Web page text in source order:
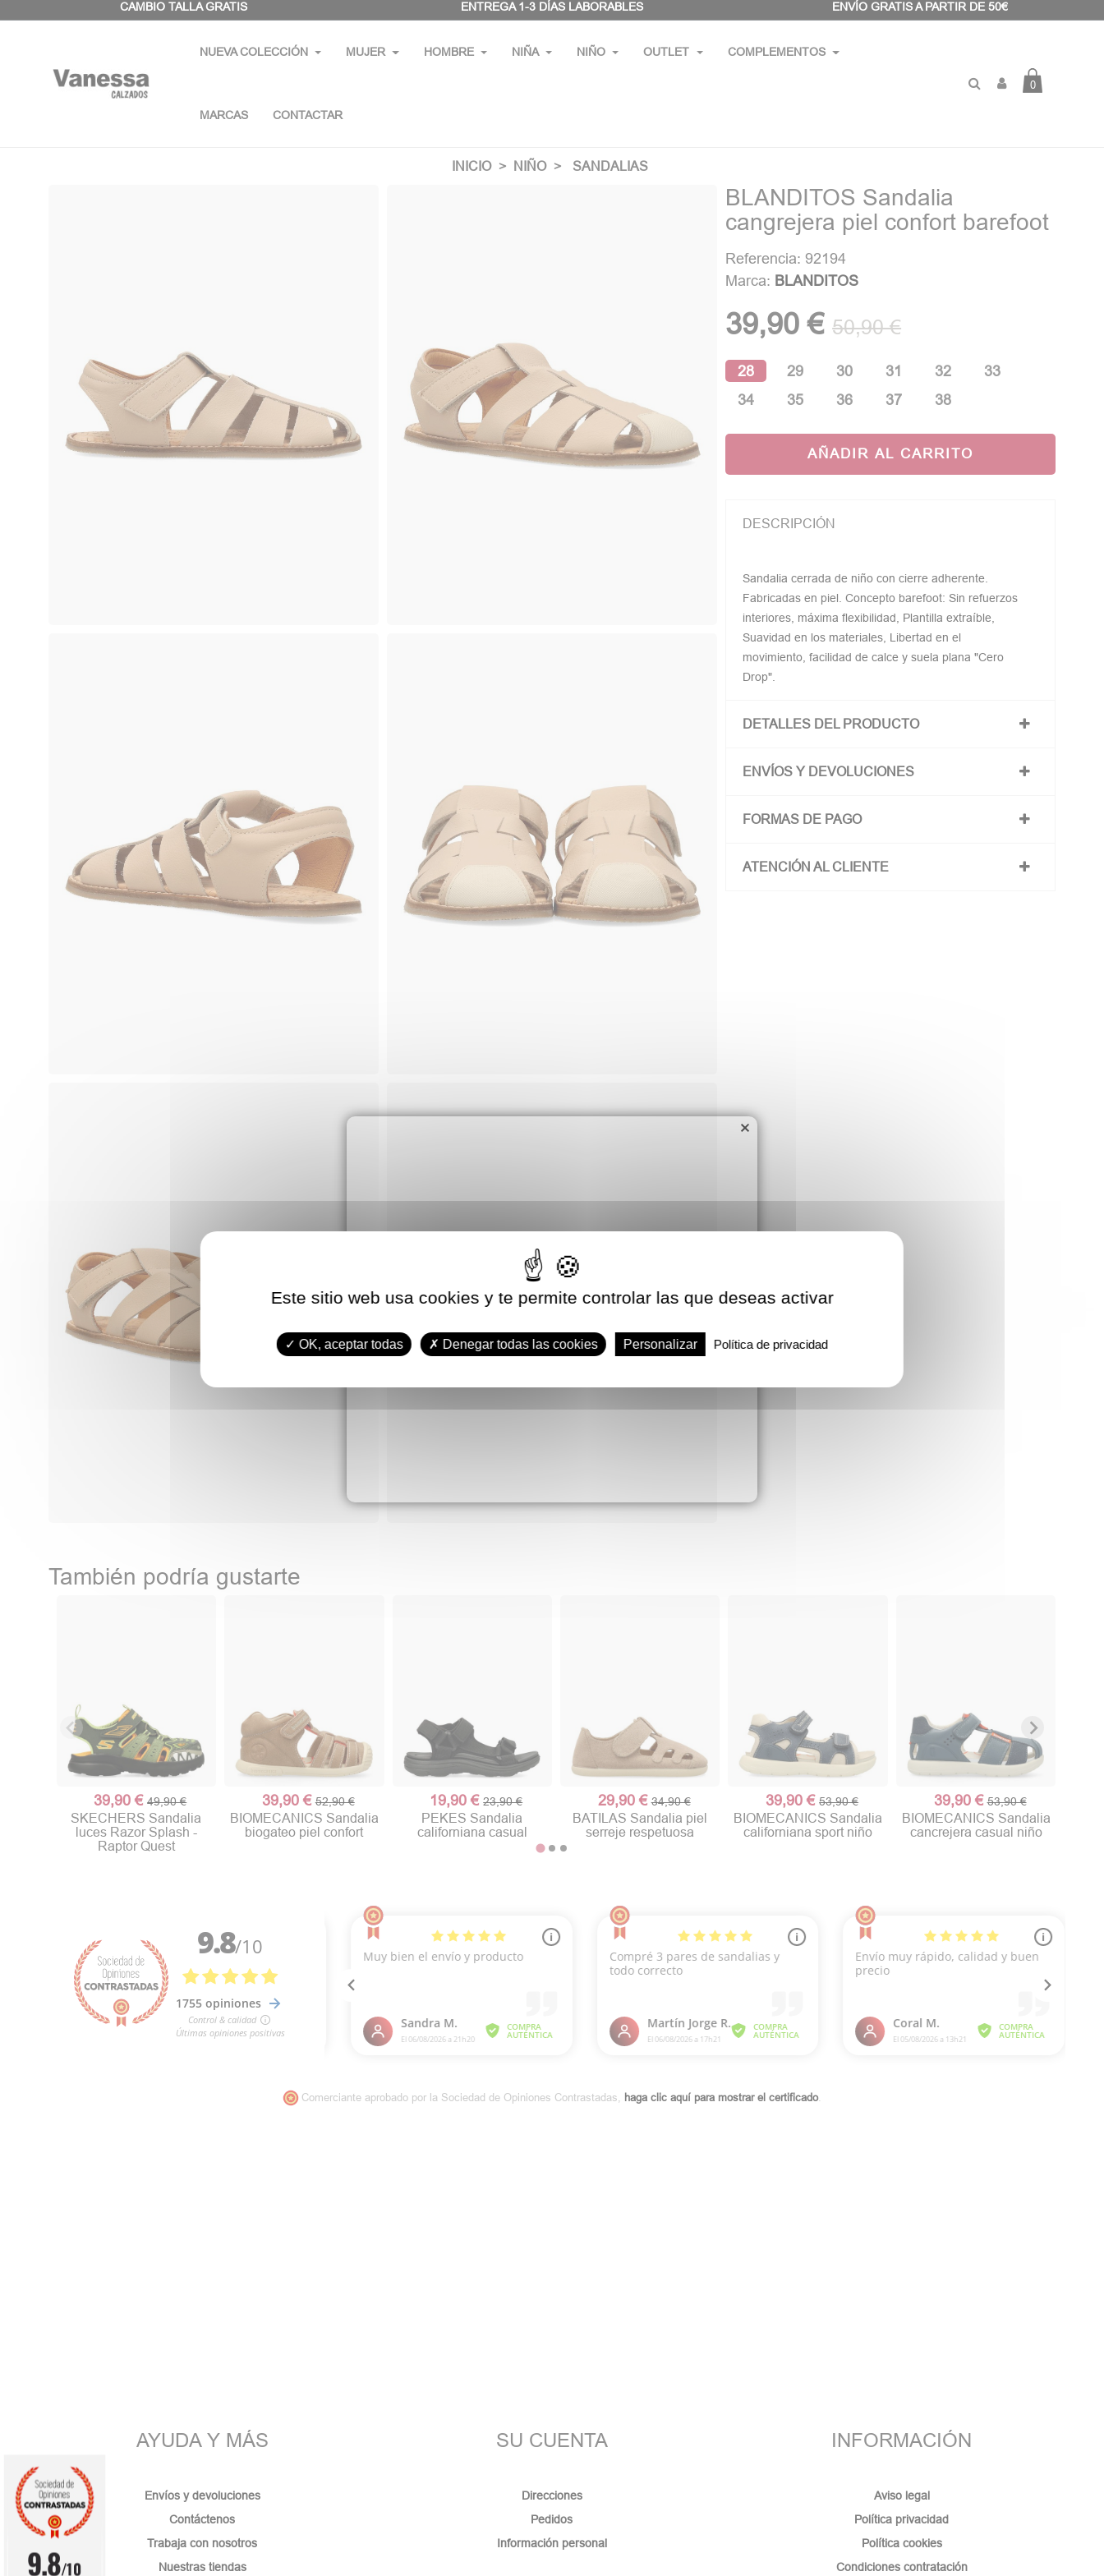
CAMBIO TALLA GRATIS ENTREGA 1-3 DÍAS LABORABLES ENVÍO GRATIS A PARTIR DE 50€
NUEVA COLECCIÓN MUJER HOMBRE NIÑA NIÑO OUTLET COMPLEMENTOS
MARCAS CONTACTAR
0
INICIO NIÑO SANDALIAS
BLANDITOS Sandalia
cangrejera piel confort barefoot
Referencia: 92194
Marca: BLANDITOS
39,90 € 50,90 €
28 29 30 31 32
33
34
35 36 37 38
AÑADIR AL CARRITO
DESCRIPCIÓN
Sandalia cerrada de niño con cierre adherente.
Fabricadas en piel. Concepto barefoot: Sin refuerzos
interiores, máxima flexibilidad, Plantilla extraíble,
Suavidad en los materiales, Libertad en el
movimiento, facilidad de calce y suela plana "Cero
Drop".
DETALLES DEL PRODUCTO
ENVÍOS Y DEVOLUCIONES
FORMAS DE PAGO
ATENCIÓN AL CLIENTE
También podría gustarte
39,90 €49,90 €
SKECHERS Sandalia
luces Razor Splash -
Raptor Quest
39,90 €52,90 €
BIOMECANICS Sandalia
biogateo piel confort
19,90 €23,90 €
PEKES Sandalia
californiana casual
29,90 €34,90 €
BATILAS Sandalia piel
serreje respetuosa
39,90 €53,90 €
BIOMECANICS Sandalia
californiana sport niño
39,90 €53,90 €
BIOMECANICS Sandalia
cancrejera casual niño
Comerciante aprobado por la Sociedad de Opiniones Contrastadas, haga clic aquí para mostrar el certificado.
AYUDA Y MÁS
Envíos y devoluciones
Contáctenos
Trabaja con nosotros
Nuestras tiendas
SU CUENTA
Direcciones
Pedidos
Información personal
INFORMACIÓN
Aviso legal
Política privacidad
Política cookies
Condiciones contratación
×
9.8/10
Panel de gestión de cookies
Este sitio web usa cookies y te permite controlar las que deseas activar
OK, aceptar todas Denegar todas las cookies Personalizar Política de privacidad